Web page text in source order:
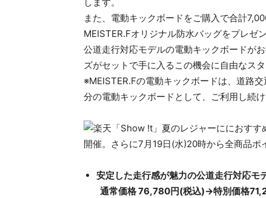
また、電動キックボードをご購入で合計
MEISTER.Fオリジナル防水バッグをプレゼン
公道走行対応モデルの電動キックボードが
ズがセットで手に入るこの機会に自由なス
※MEISTER.Fの電動キックボードは、道路
分の電動キックボードとして、ご利用し続け
安定した走行感が魅力の公道走行対応
通常価格 76,780円(税込)→特別価格